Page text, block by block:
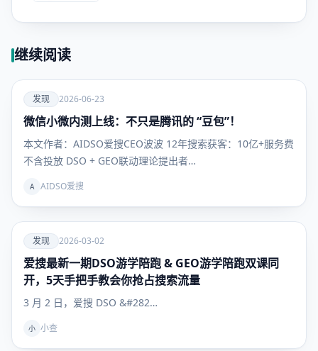
继续阅读
爱
发现
发现 2026-06-23
微信小微内测上线：不只是腾讯的 “豆包”！
本文作者：AIDSO爱搜CEO波波 12年搜索获客：10亿+服务费
不含投放 DSO + GEO联动理论提出者…
A AIDSO爱搜
爱
发现
发现 2026-03-02
爱搜最新一期DSO游学陪跑 & GEO游学陪跑双课同
开，5天手把手教会你抢占搜索流量
3 月 2 日，爱搜 DSO &#282…
小 小查